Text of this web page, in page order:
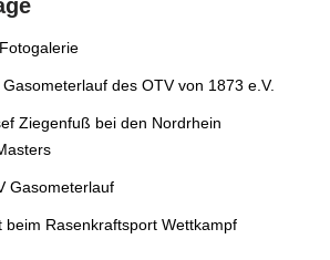
des OTV von 1873 e.V.
Ziegenfuß bei den Nordrhein
Gasometerlauf
Rasenkraftsport Wettkampf